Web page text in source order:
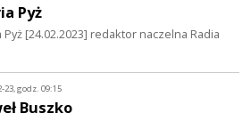
Pyż
Pyż [24.02.2023] redaktor naczelna Radia
23, godz. 09:15
Buszko